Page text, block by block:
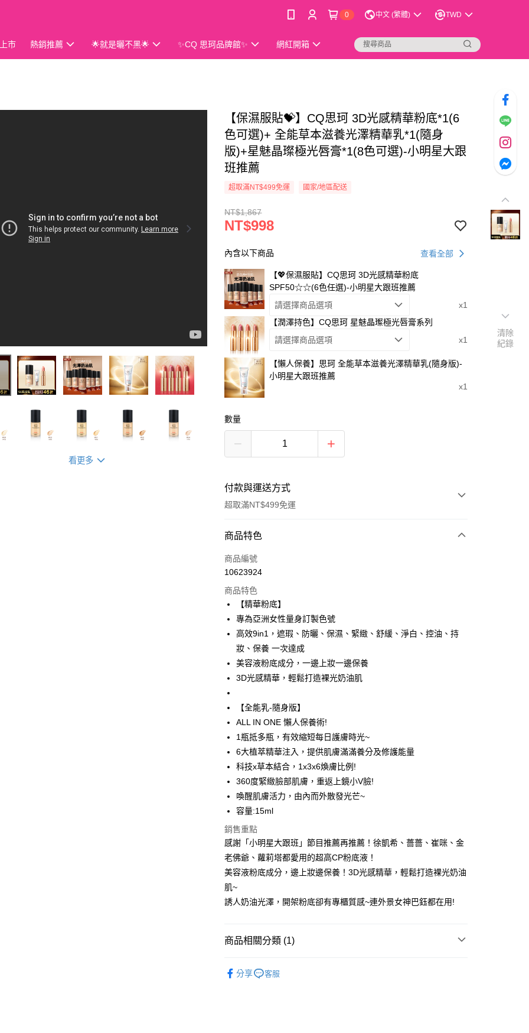
0 中文 (繁體) TWD
市 熱銷推薦 🌟就是曬不黑🌟 ✨CQ 思珂品牌館✨ 網紅開箱
看更多
【保濕服貼💝】CQ思珂 3D光感精華粉底*1(6
色可選)+ 全能草本滋養光澤精華乳*1(隨身
版)+星魅晶璨極光唇膏*1(8色可選)-小明星大跟
班推薦
超取滿NT$499免運 國家/地區配送
NT$1,867
NT$998
內含以下商品 查看全部
【💖保濕服貼】CQ思珂 3D光感精華粉底
SPF50☆☆(6色任選)-小明星大跟班推薦
請選擇商品選項
x1
【潤澤持色】CQ思珂 星魅晶璨極光唇膏系列
請選擇商品選項
x1
【懶人保養】思珂 全能草本滋養光澤精華乳(隨身版)-
小明星大跟班推薦
x1
數量
付款與運送方式
超取滿NT$499免運
付款方式
信用卡一次付款
LINE Pay
Apple Pay
街口支付
悠遊付
運送方式
全家取貨付款
每筆NT$85，滿NT$499(含以上)免運費
付款後全家取貨
每筆NT$85，滿NT$499(含以上)免運費
7-11取貨付款
每筆NT$85，滿NT$499(含以上)免運費
付款後7-11取貨
每筆NT$85，滿NT$499(含以上)免運費
宅配
國家/地區配送 查看運費
商品特色
商品編號
10623924
商品特色
【精華粉底】
專為亞洲女性量身訂製色號
高效9in1，遮瑕、防曬、保濕、緊緻、舒緩、淨白、控油、持
妝、保養 一次達成
美容液粉底成分，一邊上妝一邊保養
3D光感精華，輕鬆打造裸光奶油肌
【全能乳-隨身版】
ALL IN ONE 懶人保養術!
1瓶抵多瓶，有效縮短每日護膚時光~
6大植萃精華注入，提供肌膚滿滿養分及修護能量
科技x草本結合，1x3x6煥膚比例!
360度緊緻臉部肌膚，重返上鏡小V臉!
喚醒肌膚活力，由內而外散發光芒~
容量:15ml
銷售重點
感謝「小明星大跟班」節目推薦再推薦！徐凱希、薔薔、崔咪、金
老佛爺、蘿莉塔都愛用的超高CP粉底液！
美容液粉底成分，邊上妝邊保養！3D光感精華，輕鬆打造裸光奶油
肌~
誘人奶油光澤，開架粉底卻有專櫃質感~連外景女神巴鈺都在用!
商品相關分類 (1)
分享
客服
清除
紀錄